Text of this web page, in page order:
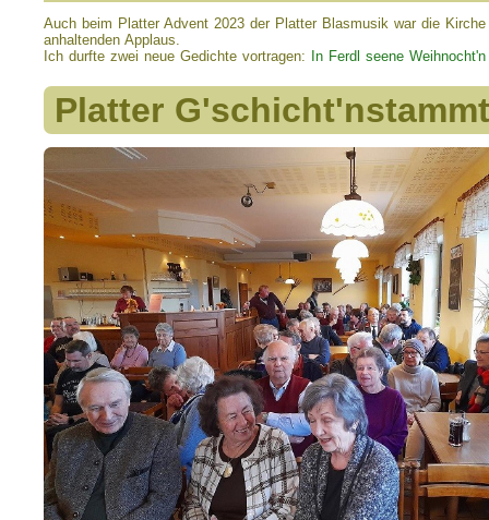
Auch beim Platter Advent 2023 der Platter Blasmusik war die
anhaltenden Applaus.
Ich durfte zwei neue Gedichte vortragen:
In Ferdl seene Weihnocht'n
Platter